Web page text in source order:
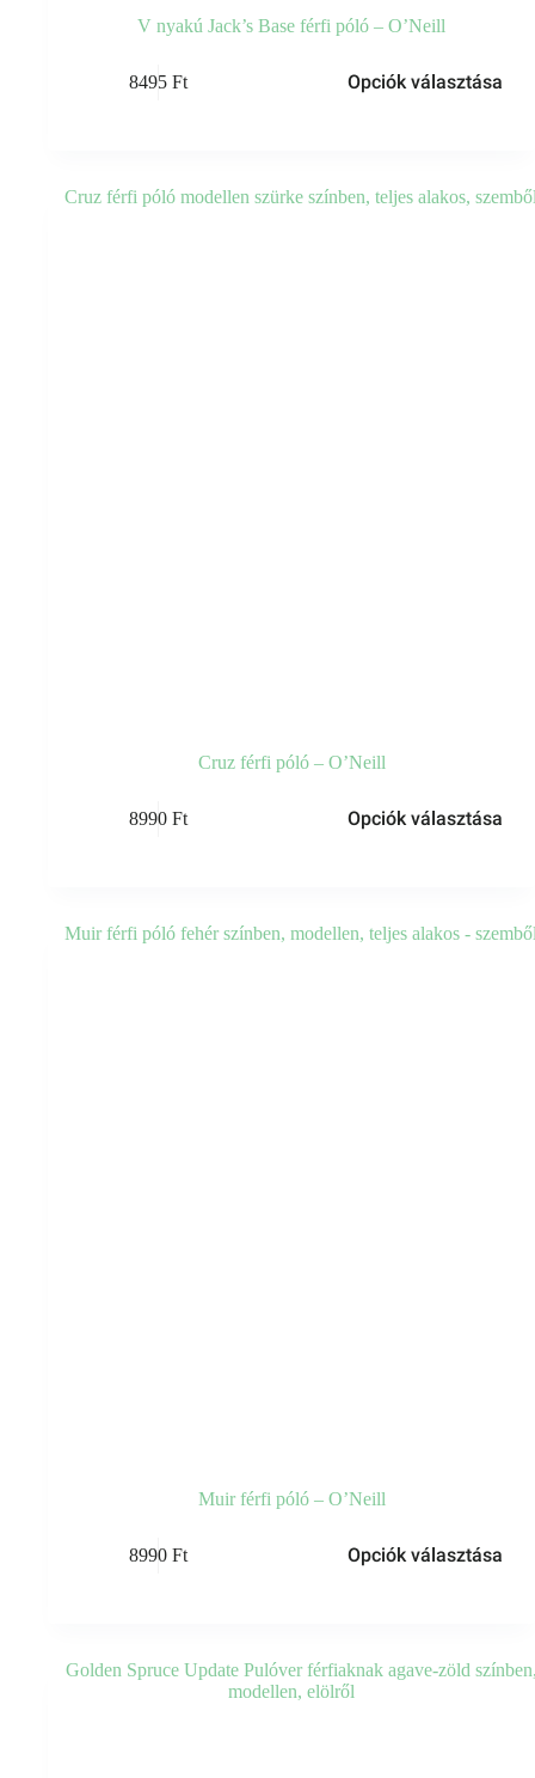
V nyakú Jack’s Base férfi póló – O’Neill
8495 Ft Opciók választása
Cruz férfi póló – O’Neill
8990 Ft Opciók választása
Muir férfi póló – O’Neill
8990 Ft Opciók választása